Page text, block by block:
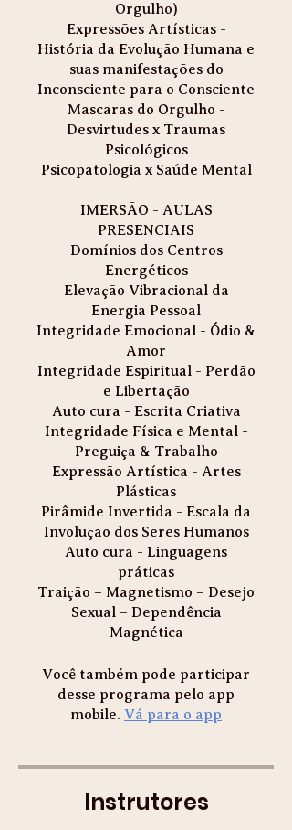
Orgulho)
Expressões Artísticas -
História da Evolução Humana e
suas manifestações do
Inconsciente para o Consciente
Mascaras do Orgulho -
Desvirtudes x Traumas
Psicológicos
Psicopatologia x Saúde Mental
IMERSÃO - AULAS
PRESENCIAIS
Domínios dos Centros
Energéticos
Elevação Vibracional da
Energia Pessoal
Integridade Emocional - Ódio &
Amor
Integridade Espiritual - Perdão
e Libertação
Auto cura - Escrita Criativa
Integridade Física e Mental -
Preguiça & Trabalho
Expressão Artística - Artes
Plásticas
Pirâmide Invertida - Escala da
Involução dos Seres Humanos
Auto cura - Linguagens
práticas
Traição – Magnetismo – Desejo
Sexual – Dependência
Magnética
Você também pode participar
desse programa pelo app
mobile. Vá para o app
Instrutores